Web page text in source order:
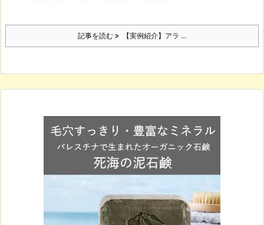
記事を読む 【実例紹介】アラ ...